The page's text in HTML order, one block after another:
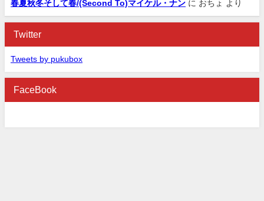
春夏秋冬そして春/(Second To)マイケル・ナン に おちょ より
Twitter
Tweets by pukubox
FaceBook